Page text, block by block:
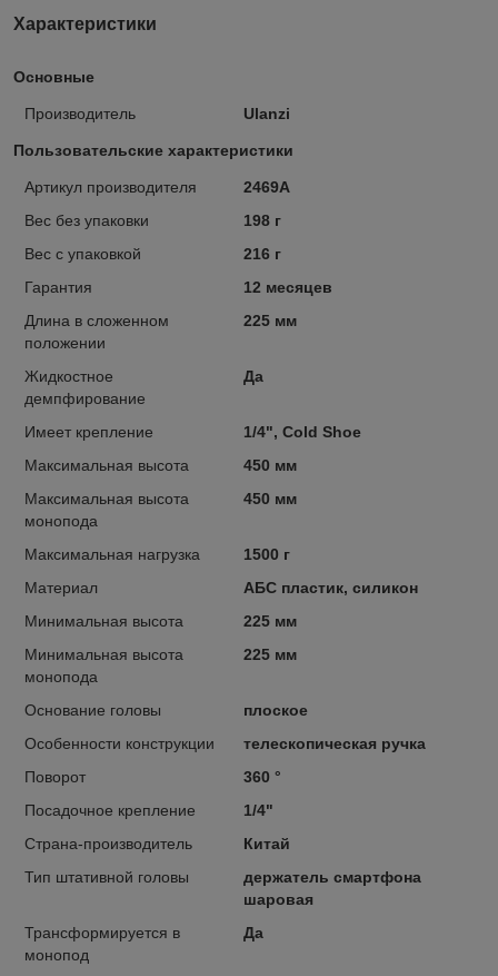
Характеристики
Основные
Производитель Ulanzi
Пользовательские характеристики
Артикул производителя
2469A
Вес без упаковки
198 г
Вес с упаковкой
216 г
Гарантия
12 месяцев
Длина в сложенном
положении
225 мм
Жидкостное
демпфирование
Да
Имеет крепление
1/4", Cold Shoe
Максимальная высота
450 мм
Максимальная высота
монопода
450 мм
Максимальная нагрузка
1500 г
Материал
АБС пластик, силикон
Минимальная высота
225 мм
Минимальная высота
монопода
225 мм
Основание головы
плоское
Особенности конструкции
телескопическая ручка
Поворот
360 °
Посадочное крепление
1/4"
Страна-производитель
Китай
Тип штативной головы
держатель смартфона
шаровая
Трансформируется в
монопод
Да